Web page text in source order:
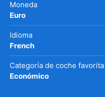
Moneda
Euro
Idioma
French
Categoría de coche favorita
Económico